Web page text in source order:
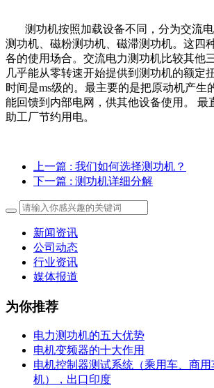
测功机按照加载设备不同，分为交流电
测功机、磁粉测功机、磁滞测功机。这四
各的使用场合。交流电力测功机比较其他
几乎能从零转速开始提供到测功机的额定
时间是ms级的。最主要的是把原动机产生
能回馈到内部电网，供其他设备使用。 最
助工厂节约用电。
上一篇 : 我们如何选择测功机？
下一篇 : 测功机详细分解
新闻资讯
公司动态
行业资讯
媒体报道
为你推荐
电力测功机的五大优势
电机变频器的十大作用
电机控制器测试系统（乘用车、商
机），出口印度